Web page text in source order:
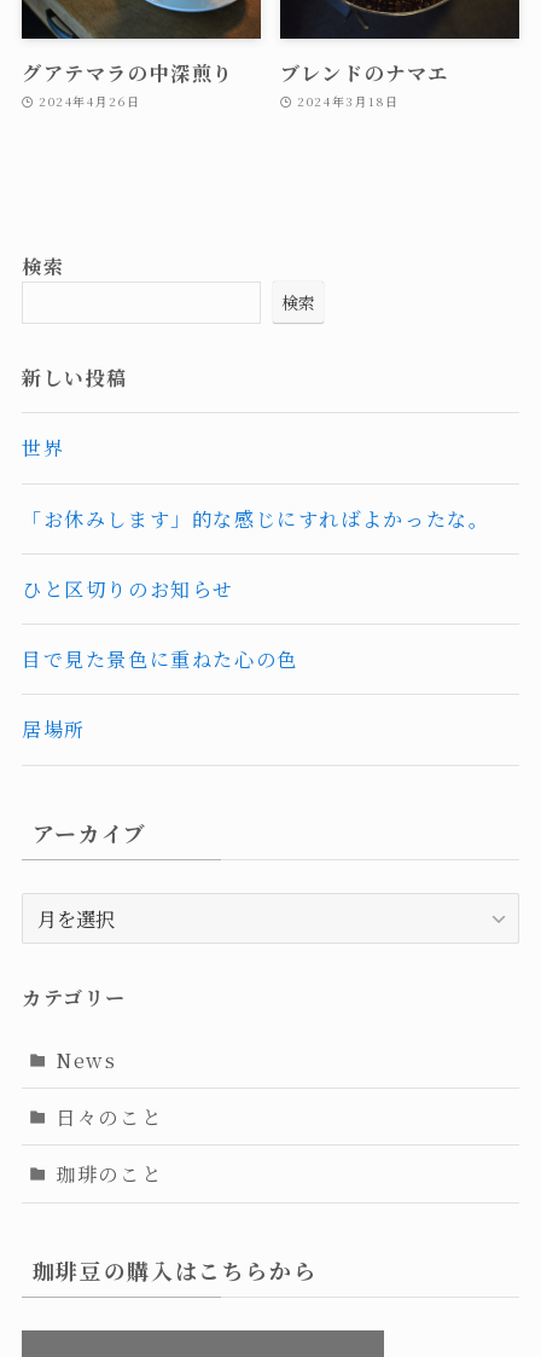
グアテマラの中深煎り
2024年4月26日
ブレンドのナマエ
2024年3月18日
検索
検索
新しい投稿
世界
「お休みします」的な感じにすればよかったな。
ひと区切りのお知らせ
目で見た景色に重ねた心の色
居場所
アーカイブ
ア
ー
イ
カテゴリー
News
日々のこと
珈琲のこと
珈琲豆の購入はこちらから